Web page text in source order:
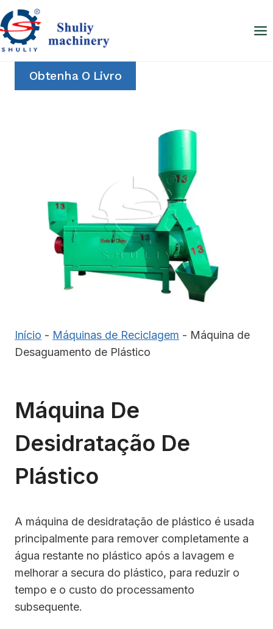
Skip
to
content
Obtenha O Livro
Início - Máquinas de Reciclagem - Máquina de
Desaguamento de Plástico
Máquina De
Desidratação De
Plástico
A máquina de desidratação de plástico é usada
principalmente para remover completamente a
água restante no plástico após a lavagem e
melhorar a secura do plástico, para reduzir o
tempo e o custo do processamento
subsequente.